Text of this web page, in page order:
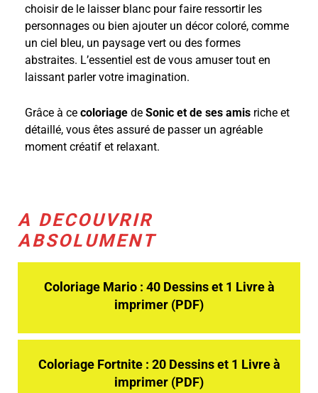
choisir de le laisser blanc pour faire ressortir les
personnages ou bien ajouter un décor coloré, comme
un ciel bleu, un paysage vert ou des formes
abstraites. L’essentiel est de vous amuser tout en
laissant parler votre imagination.
Grâce à ce coloriage de Sonic et de ses amis riche et
détaillé, vous êtes assuré de passer un agréable
moment créatif et relaxant.
A DECOUVRIR
ABSOLUMENT
Coloriage Mario : 40 Dessins et 1 Livre à
imprimer (PDF)
Coloriage Fortnite : 20 Dessins et 1 Livre à
imprimer (PDF)